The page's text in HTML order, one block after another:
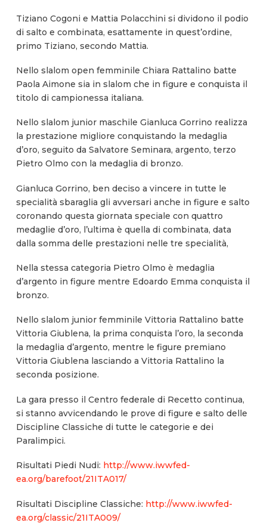
Tiziano Cogoni e Mattia Polacchini si dividono il podio
di salto e combinata, esattamente in quest’ordine,
primo Tiziano, secondo Mattia.
Nello slalom open femminile Chiara Rattalino batte
Paola Aimone sia in slalom che in figure e conquista il
titolo di campionessa italiana.
Nello slalom junior maschile Gianluca Gorrino realizza
la prestazione migliore conquistando la medaglia
d’oro, seguito da Salvatore Seminara, argento, terzo
Pietro Olmo con la medaglia di bronzo.
Gianluca Gorrino, ben deciso a vincere in tutte le
specialità sbaraglia gli avversari anche in figure e salto
coronando questa giornata speciale con quattro
medaglie d’oro, l’ultima è quella di combinata, data
dalla somma delle prestazioni nelle tre specialità,
Nella stessa categoria Pietro Olmo è medaglia
d’argento in figure mentre Edoardo Emma conquista il
bronzo.
Nello slalom junior femminile Vittoria Rattalino batte
Vittoria Giublena, la prima conquista l’oro, la seconda
la medaglia d’argento, mentre le figure premiano
Vittoria Giublena lasciando a Vittoria Rattalino la
seconda posizione.
La gara presso il Centro federale di Recetto continua,
si stanno avvicendando le prove di figure e salto delle
Discipline Classiche di tutte le categorie e dei
Paralimpici.
Risultati Piedi Nudi: http://www.iwwfed-
ea.org/barefoot/21ITA017/
Risultati Discipline Classiche: http://www.iwwfed-
ea.org/classic/21ITA009/